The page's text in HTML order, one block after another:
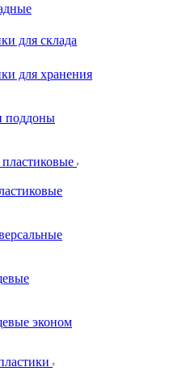
для склада
для хранения
поддоны
эконом